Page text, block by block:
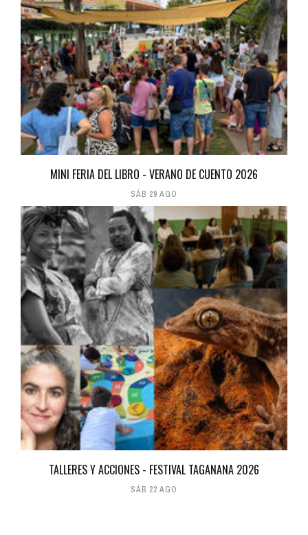
MINI FERIA DEL LIBRO - VERANO DE CUENTO 2026
SÁB 29 AGO
TALLERES Y ACCIONES - FESTIVAL TAGANANA 2026
SÁB 22 AGO